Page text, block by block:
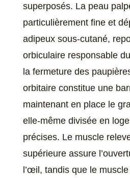
superposés. La peau
particulièrement fine et
adipeux sous-cutané,
orbiculaire responsable
la fermeture des
orbitaire constitue une
maintenant en place le
elle-même divisée en
précises. Le muscle
supérieure assure
l’œil, tandis que le